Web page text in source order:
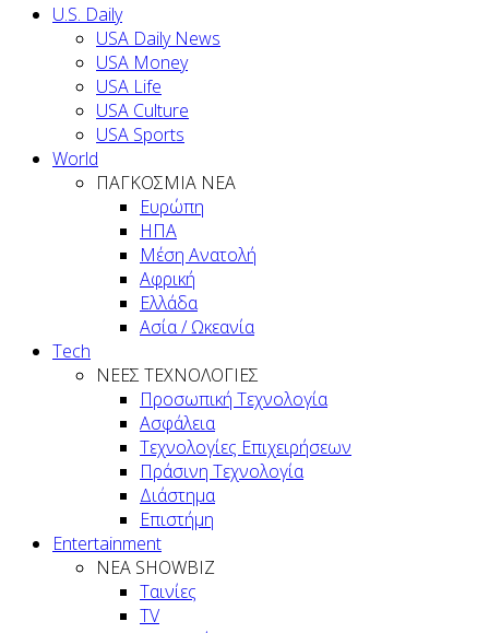
U.S. Daily
USA Daily News
USA Money
USA Life
USA Culture
USA Sports
World
ΠΑΓΚΟΣΜΙΑ ΝΕΑ
Ευρώπη
ΗΠΑ
Μέση Ανατολή
Αφρική
Ελλάδα
Ασία / Ωκεανία
Tech
ΝΕΕΣ ΤΕΧΝΟΛΟΓΙΕΣ
Προσωπική Τεχνολογία
Ασφάλεια
Τεχνολογίες Επιχειρήσεων
Πράσινη Τεχνολογία
Διάστημα
Επιστήμη
Entertainment
ΝΕΑ SHOWBIZ
Ταινίες
TV